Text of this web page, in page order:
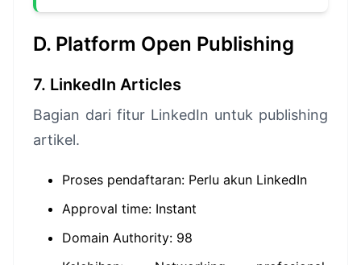
D. Platform Open Publishing
7. LinkedIn Articles
Bagian dari fitur LinkedIn untuk publishing
artikel.
Proses pendaftaran: Perlu akun LinkedIn
Approval time: Instant
Domain Authority: 98